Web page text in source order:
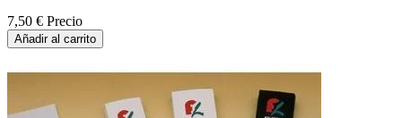
7,50 € Precio
Añadir al carrito